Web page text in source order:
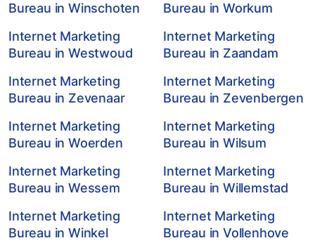
Bureau in Winschoten
Bureau in Workum
Internet Marketing
Bureau in Westwoud
Internet Marketing
Bureau in Zaandam
Internet Marketing
Bureau in Zevenaar
Internet Marketing
Bureau in Zevenbergen
Internet Marketing
Bureau in Woerden
Internet Marketing
Bureau in Wilsum
Internet Marketing
Bureau in Wessem
Internet Marketing
Bureau in Willemstad
Internet Marketing
Bureau in Winkel
Internet Marketing
Bureau in Vollenhove